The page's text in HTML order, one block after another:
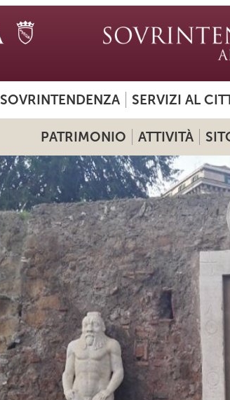
SOVRINTENDENZA SERVIZI AL
PATRIMONIO ATTIVITÀ